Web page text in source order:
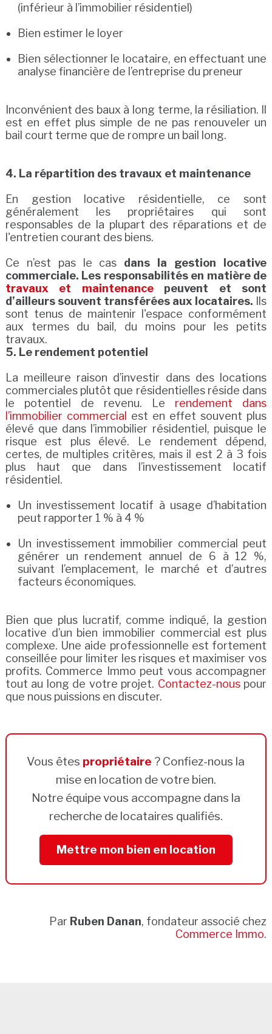
(inférieur à l’immobilier résidentiel)
Bien estimer le loyer
Bien sélectionner le locataire, en effectuant une
analyse financière de l’entreprise du preneur
Inconvénient des baux à long terme, la résiliation. Il
est en effet plus simple de ne pas renouveler un
bail court terme que de rompre un bail long.
4. La répartition des travaux et maintenance
En gestion locative résidentielle, ce sont
généralement les propriétaires qui sont
responsables de la plupart des réparations et de
l'entretien courant des biens.
Ce n’est pas le cas dans la gestion locative
commerciale. Les responsabilités en matière de
travaux et maintenancepeuvent et sont
d’ailleurs souvent transférées aux locataires. Ils
sont tenus de maintenir l'espace conformément
aux termes du bail, du moins pour les petits
travaux.
5. Le rendement potentiel
La meilleure raison d’investir dans des locations
commerciales plutôt que résidentielles réside dans
le potentiel de revenu. Le rendement dans
l’immobilier commercial
est en effet souvent plus
élevé que dans l’immobilier résidentiel, puisque le
risque est plus élevé. Le rendement dépend,
certes, de multiples critères, mais il est 2 à 3 fois
plus haut que dans l’investissement locatif
résidentiel.
Un investissement locatif à usage d’habitation
peut rapporter 1 % à 4 %
Un investissement immobilier commercial peut
générer un rendement annuel de 6 à 12 %,
suivant l’emplacement, le marché et d’autres
facteurs économiques.
Bien que plus lucratif, comme indiqué, la gestion
locative d’un bien immobilier commercial est plus
complexe. Une aide professionnelle est fortement
conseillée pour limiter les risques et maximiser vos
profits. Commerce Immo peut vous accompagner
tout au long de votre projet. Contactez-nouspour
que nous puissions en discuter.
Vous êtes propriétaire ? Confiez-nous la
mise en location de votre bien.
Notre équipe vous accompagne dans la
recherche de locataires qualifiés.
Mettre mon bien en location
Par Ruben Danan, fondateur associé chez
Commerce Immo.